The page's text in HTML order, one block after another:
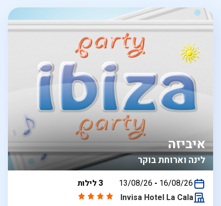
לינה וארוחת בוקר
איביזה
בין
13/08/26 - 16/08/26
3 לילות
Invisa Hotel La Cala